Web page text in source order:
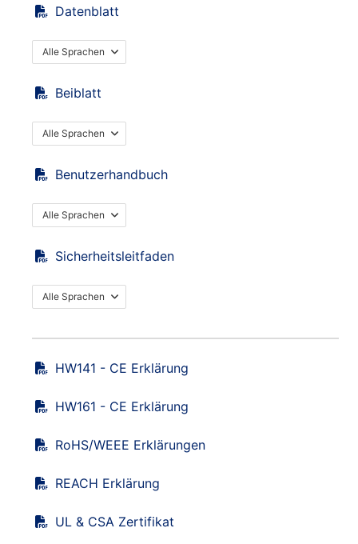
Datenblatt
Alle Sprachen
Beiblatt
Alle Sprachen
Benutzerhandbuch
Alle Sprachen
Sicherheitsleitfaden
Alle Sprachen
HW141 - CE Erklärung
HW161 - CE Erklärung
RoHS/WEEE Erklärungen
REACH Erklärung
UL & CSA Zertifikat